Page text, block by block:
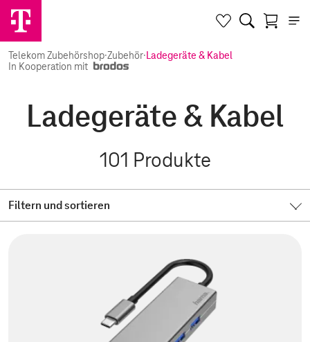
Telekom Zubehörshop·Zubehör·Ladegeräte & Kabel
In Kooperation mit
Ladegeräte & Kabel
101 Produkte
Filtern und sortieren